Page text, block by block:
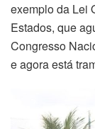
exemplo da Lei
Estados, que
Congresso
e agora está